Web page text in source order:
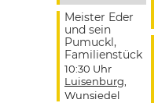
Meister Eder
und sein
Pumuckl,
Familienstück
10:30 Uhr
Luisenburg,
Wunsiedel